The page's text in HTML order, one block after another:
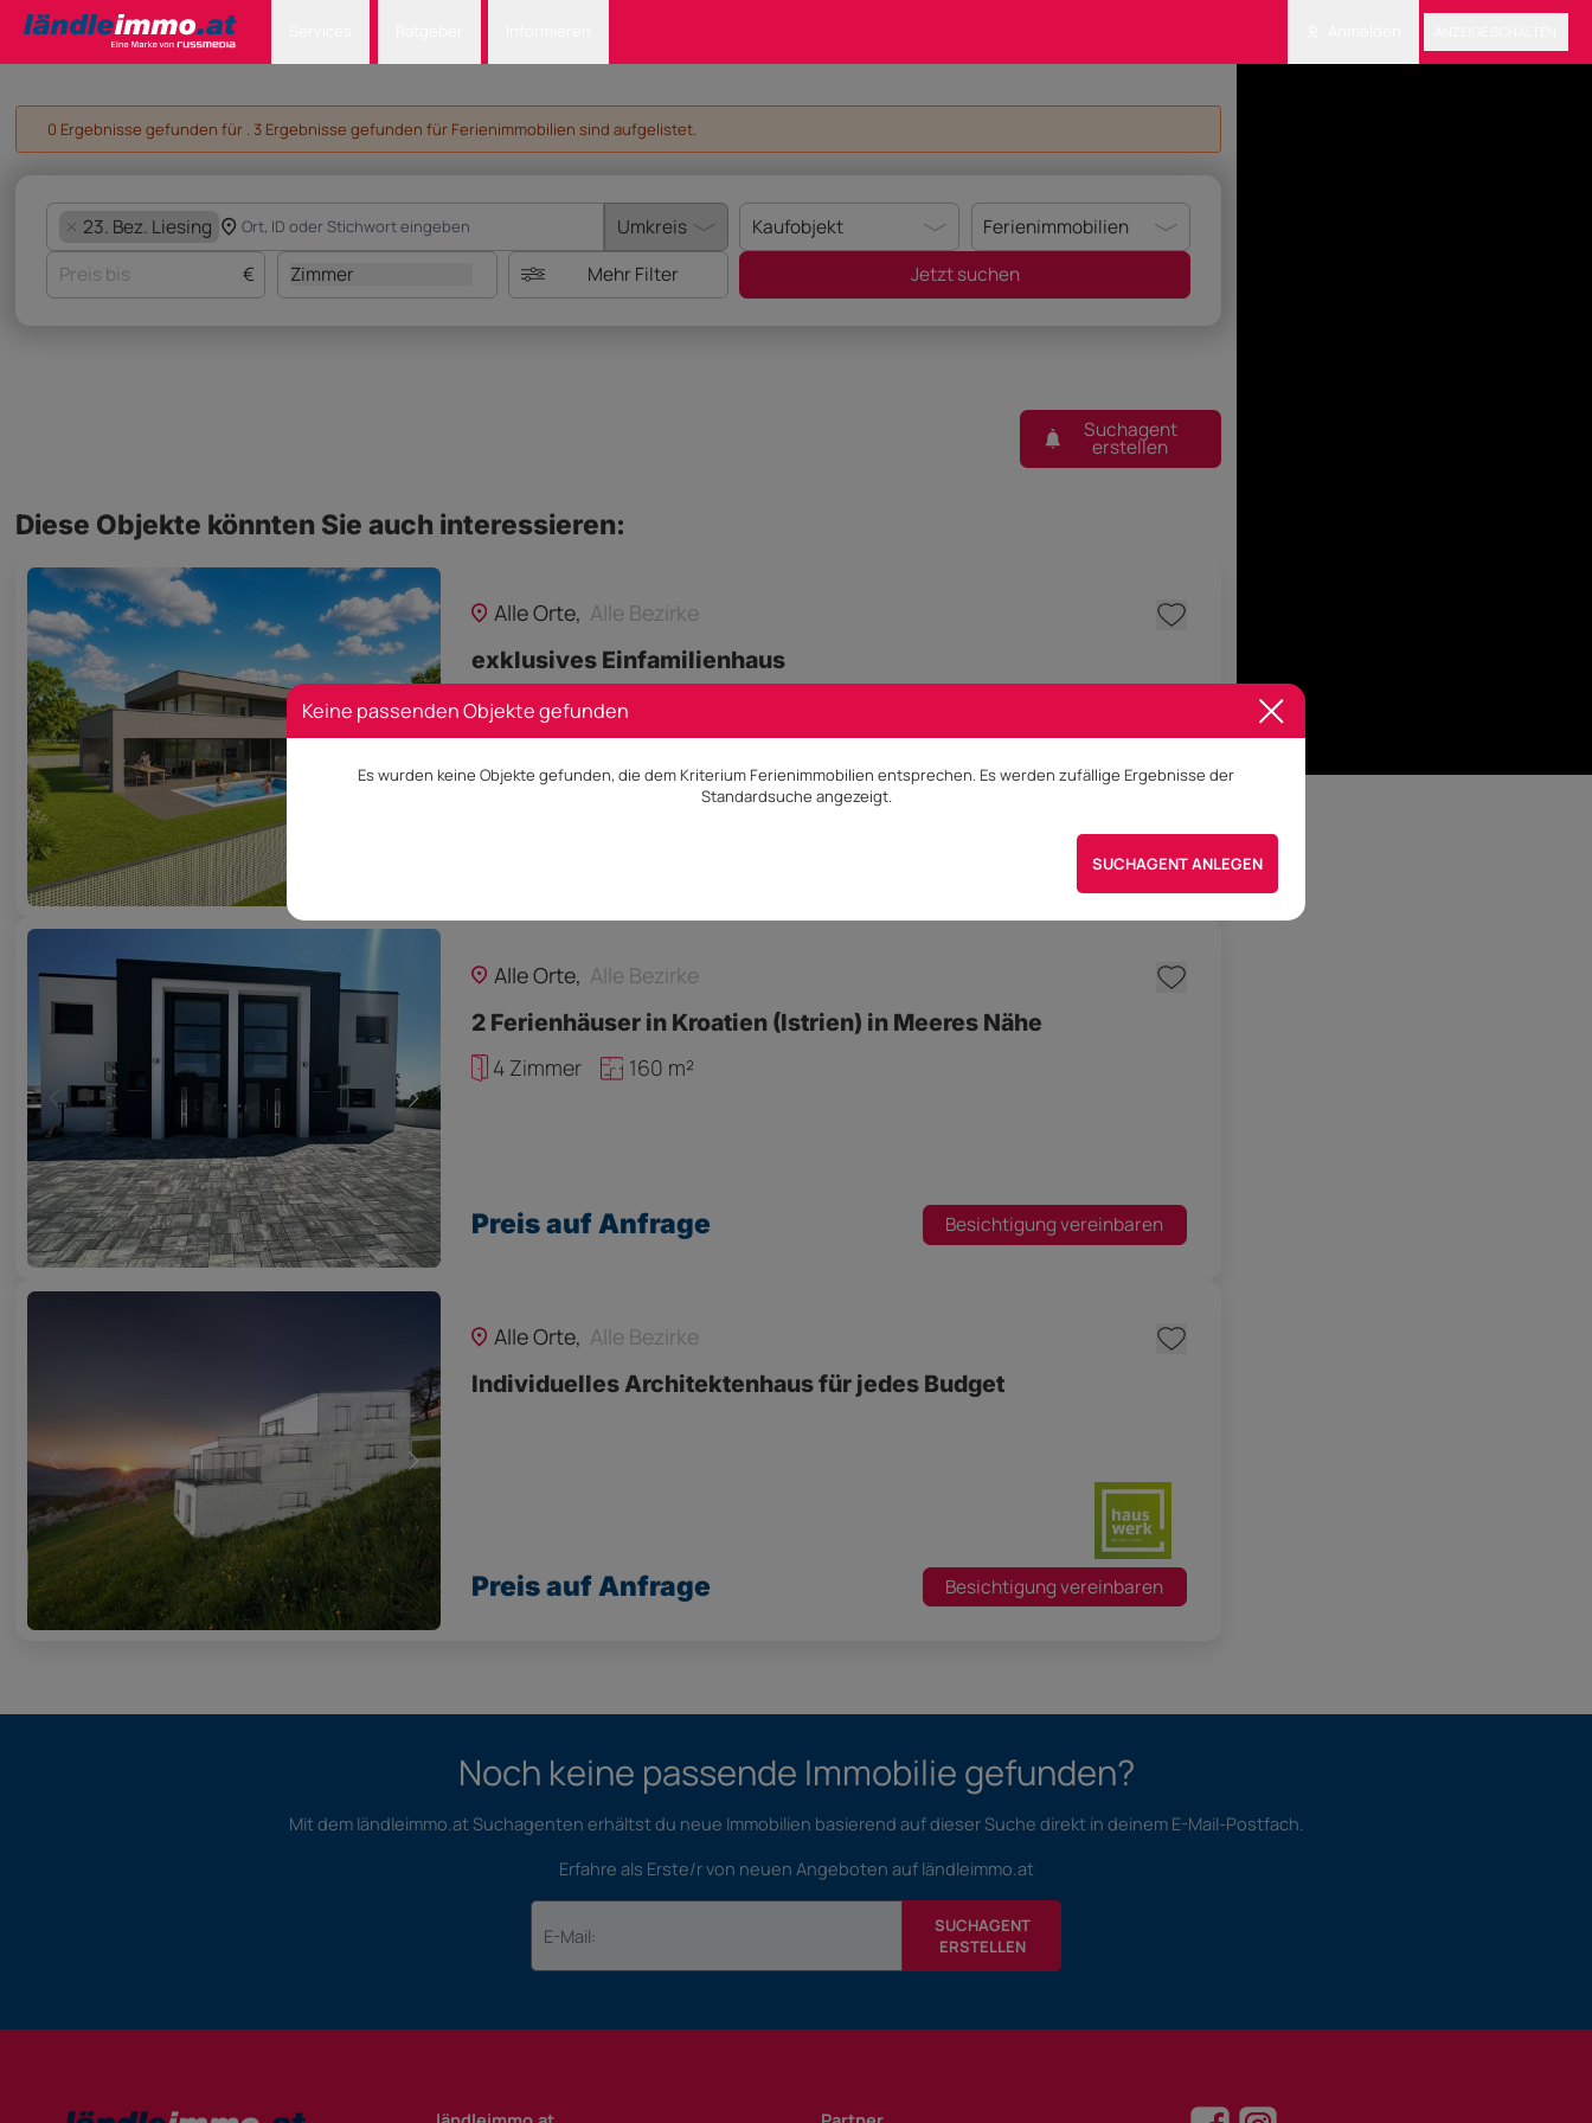
0 Ergebnisse gefunden für . 3 Ergebnisse gefunden für Ferienimmobilien sind aufgelistet.
23. Bez. Liesing
€
Zimmer Mehr Filter Jetzt suchen
Suchagent
erstellen
Diese Objekte könnten Sie auch interessieren:
Alle Orte, Alle Bezirke
exklusives Einfamilienhaus
180 m²
Besichtigung vereinbaren
Alle Orte, Alle Bezirke
2 Ferienhäuser in Kroatien (Istrien) in Meeres Nähe
4 Zimmer
160 m²
Preis auf Anfrage Besichtigung vereinbaren
Alle Orte, Alle Bezirke
Individuelles Architektenhaus für jedes Budget
Preis auf Anfrage Besichtigung vereinbaren
Keine passenden Objekte gefunden
Es wurden keine Objekte gefunden, die dem Kriterium Ferienimmobilien entsprechen. Es werden zufällige Ergebnisse der
Standardsuche angezeigt.
SUCHAGENT ANLEGEN
Noch keine passende Immobilie gefunden?
Mit dem ländleimmo.at Suchagenten erhältst du neue Immobilien basierend auf dieser Suche direkt in deinem E-Mail-Postfach.
Erfahre als Erste/r von neuen Angeboten auf ländleimmo.at
SUCHAGENT
ERSTELLEN